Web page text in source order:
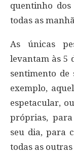
quentinho
todas as
As únicas
levantam às 5
sentimento
exemplo,
espetacular,
próprias,
seu dia, para
todas as outras